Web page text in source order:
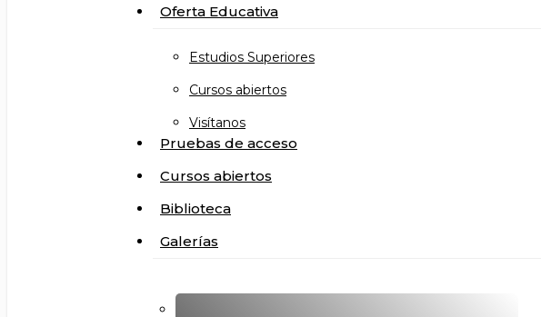
Oferta Educativa
Estudios Superiores
Cursos abiertos
Visítanos
Pruebas de acceso
Cursos abiertos
Biblioteca
Galerías